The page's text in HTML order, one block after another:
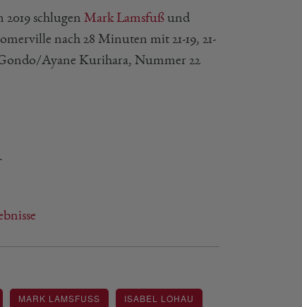
schlugen Mark Lamsfuß und
nach 28 Minuten mit 21-19, 21-
Ayane Kurihara, Nummer 22
MARK LAMSFUSS ISABEL LOHAU